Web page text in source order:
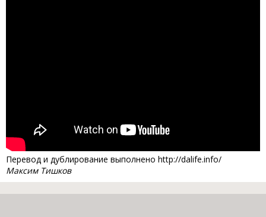
Перевод и дублирование выполнено http://dalife.info/
Максим Тишков